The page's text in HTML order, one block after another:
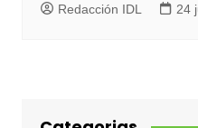
Redacción IDL 24